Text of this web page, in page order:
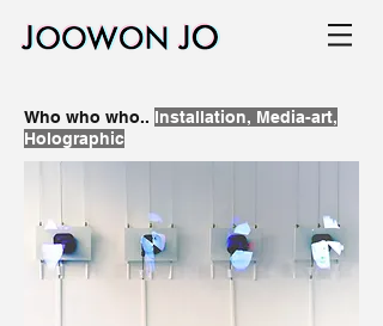
Who who who.. Installation, Media-art,
Holographic